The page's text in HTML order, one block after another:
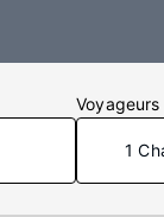
Voyageurs
1